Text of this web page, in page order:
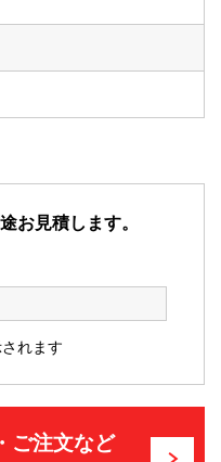
お見積します。
れます
ご注文など